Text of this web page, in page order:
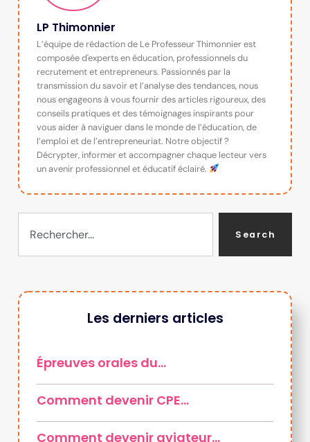
LP Thimonnier
L’équipe de rédaction de Le Professeur Thimonnier est
composée d'experts en éducation, professionnels du
recrutement et entrepreneurs. Passionnés par la
transmission du savoir et l’analyse des tendances, nous
nous engageons à vous fournir des articles rigoureux, des
conseils pratiques et des témoignages inspirants pour
vous aider à naviguer dans le monde de l’éducation, de
l’emploi et de l’entrepreneuriat. Notre objectif ?
Décrypter, informer et accompagner chaque lecteur vers
un avenir professionnel et éducatif éclairé.
Search
Les derniers articles
Épreuves orales du…
Comment devenir CPE…
Comment devenir aviateur…